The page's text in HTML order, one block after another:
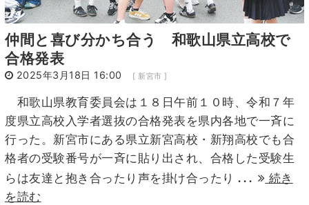
仲間と喜び分かち合う 和歌山県立高校で
合格発表
2025年3月18日 16:00 [ 新宮市 ]
和歌山県教育委員会は１８日午前１０時、令和７年
度県立高校入学者選抜の合格発表を県内各地で一斉に
行った。新宮市にある県立新宮高校・新翔高校でも合
格者の受験番号が一斉に貼り出され、合格した受験生
らは友達と抱き合ったり声を掛け合ったり ...
続き
を読む